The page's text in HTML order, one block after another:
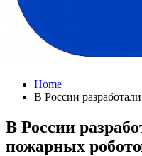
Home
В России
В России
пожарных